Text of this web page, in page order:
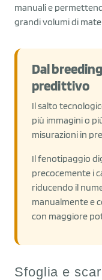
manuali e
grandi volumi di
Dal
predittivo
Il salto
più immagini o
misurazioni in
Il fenotipaggio
precocemente i
riducendo il
manualmente e
con maggiore
Sfoglia e